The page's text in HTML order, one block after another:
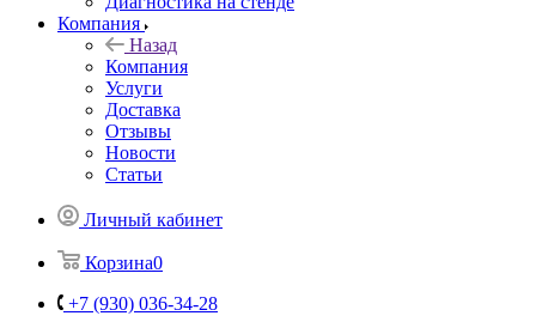
Компания
Назад
Компания
Услуги
Доставка
Отзывы
Новости
Статьи
Личный кабинет
Корзина0
+7 (930) 036-34-28